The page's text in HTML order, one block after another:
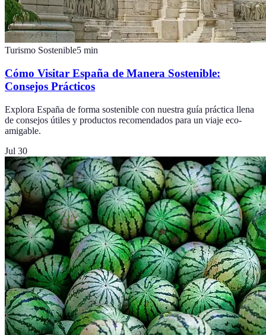
Turismo Sostenible5 min
Cómo Visitar España de Manera Sostenible:
Consejos Prácticos
Explora España de forma sostenible con nuestra guía práctica llena
de consejos útiles y productos recomendados para un viaje eco-
amigable.
Jul 30